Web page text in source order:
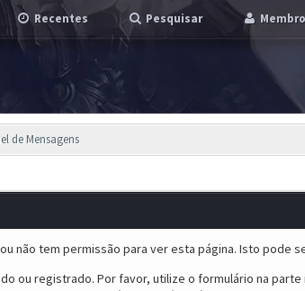
Recentes Pesquisar
de Mensagens
não tem permissão para ver esta página. Isto pode
ou registrado. Por favor, utilize o formulário na